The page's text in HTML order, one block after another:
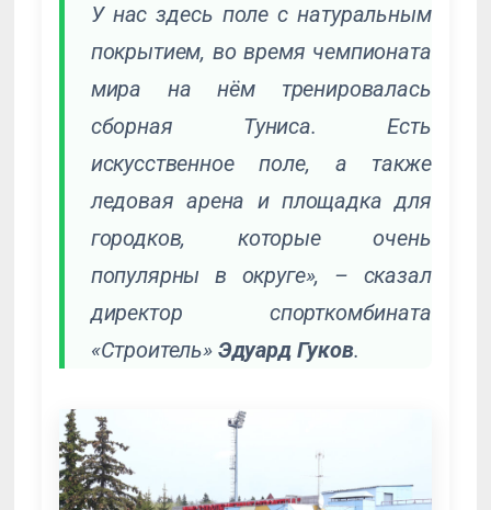
У нас здесь поле с натуральным
покрытием, во время чемпионата
мира на нём тренировалась
сборная Туниса. Есть
искусственное поле, а также
ледовая арена и площадка для
городков, которые очень
популярны в округе», – сказал
директор спорткомбината
«Строитель» Эдуард Гуков.